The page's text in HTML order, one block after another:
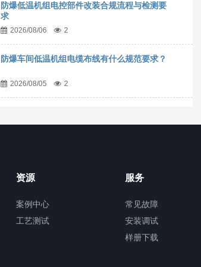
防爆低温机组电控部件改装合规流程与检测要
求
2026/08/06 2
防爆车间低温机组电缆布线有什么规范要求？
2026/08/05 2
资源
案例中心
工艺测试
服务
常见故障
安装调试
样册下载